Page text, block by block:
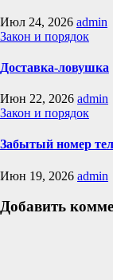
Июл 24, 2026 admin
Закон и порядок
Доставка-ловушка
Июн 22, 2026 admin
Закон и порядок
Забытый номер
Июн 19, 2026 admin
Добавить